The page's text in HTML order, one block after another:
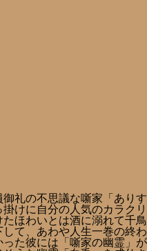
礼の不思議な噺家「ありす
けに自分の人気のカラクリ
ほわいとは酒に溺れて千鳥
て、あわや人生一巻の終わ
た彼には「噺家の幽霊」が